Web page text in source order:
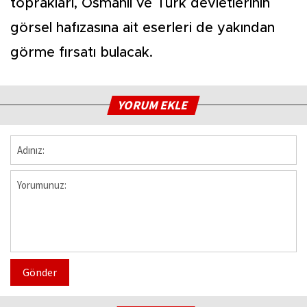
toprakları, Osmanlı ve Türk devletlerinin
görsel hafızasına ait eserleri de yakından
görme fırsatı bulacak.
YORUM EKLE
Gönder